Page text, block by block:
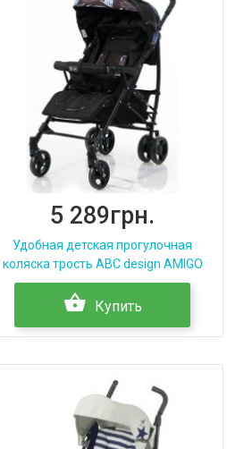
5 289грн.
Удобная детская прогулочная
коляска трость ABC design AMIGO
Купить